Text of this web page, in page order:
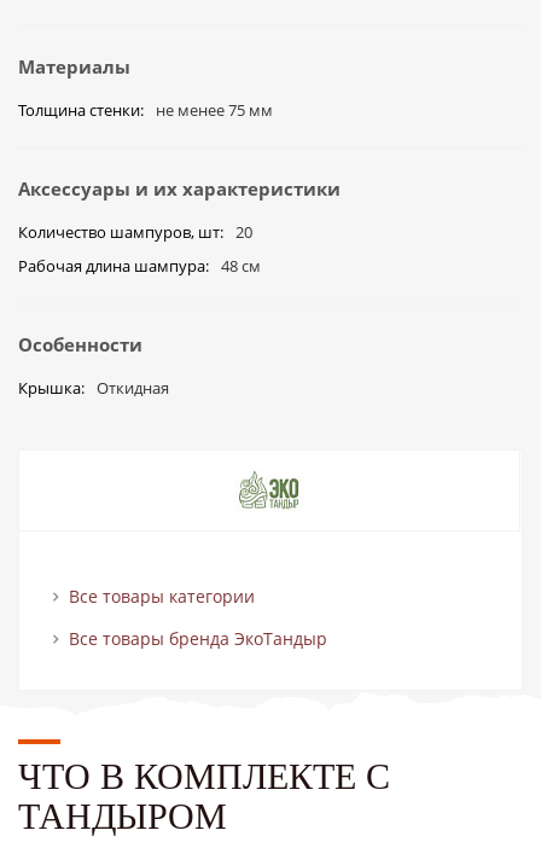
Материалы
Толщина стенки не менее 75 мм
Аксессуары и их характеристики
Количество шампуров, шт
20
Рабочая длина шампура
48 см
Особенности
Крышка Откидная
Все товары категории
Все товары бренда ЭкоТандыр
ЧТО В КОМПЛЕКТЕ С
ТАНДЫРОМ